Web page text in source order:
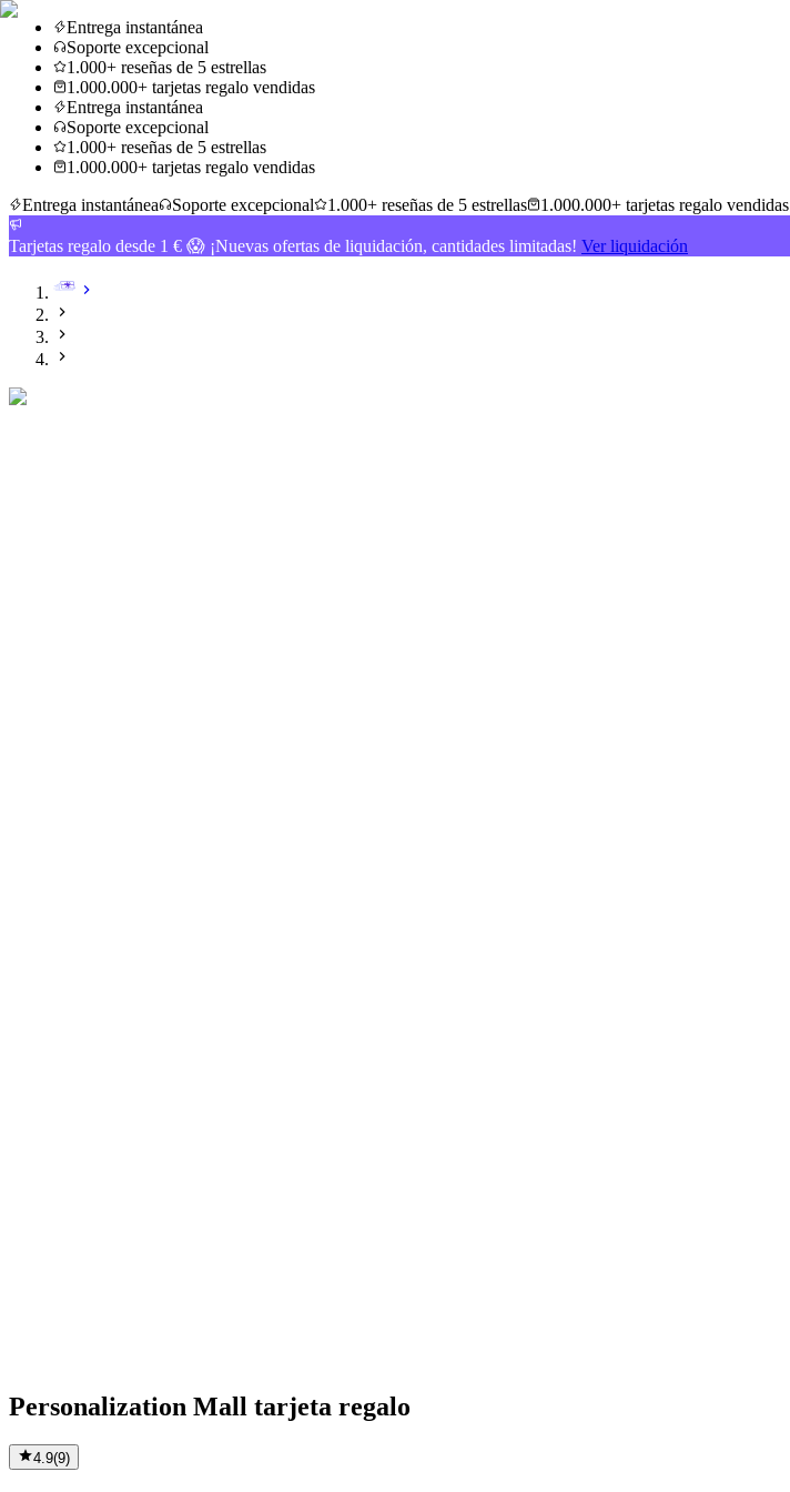
Entrega instantánea
Soporte excepcional
1.000+ reseñas de 5 estrellas
1.000.000+ tarjetas regalo vendidas
Entrega instantánea
Soporte excepcional
1.000+ reseñas de 5 estrellas
1.000.000+ tarjetas regalo vendidas
Entrega instantánea
Soporte excepcional 1.000+ reseñas de 5 estrellas 1.000.000+ tarjetas regalo vendidas
Tarjetas regalo desde 1 € 😱 ¡Nuevas ofertas de liquidación, cantidades limitadas! Ver liquidación
Personalization Mall tarjeta regalo
4.9(9)